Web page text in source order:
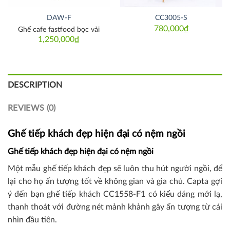
DAW-F
1,250,000₫
Ghế cafe fastfood bọc vải
CC3005-S
780,000₫
DESCRIPTION
REVIEWS (0)
Ghế tiếp khách đẹp hiện đại có nệm ngồi
Ghế tiếp khách đẹp hiện đại có nệm ngồi
Một mẫu ghế tiếp khách đẹp sẽ luôn thu hút người ngồi, để
lại cho họ ấn tượng tốt về không gian và gia chủ. Capta gợi
ý đến bạn ghế tiếp khách CC1558-F1 có kiểu dáng mới lạ,
thanh thoát với đường nét mảnh khảnh gây ấn tượng từ cái
nhìn đầu tiên.